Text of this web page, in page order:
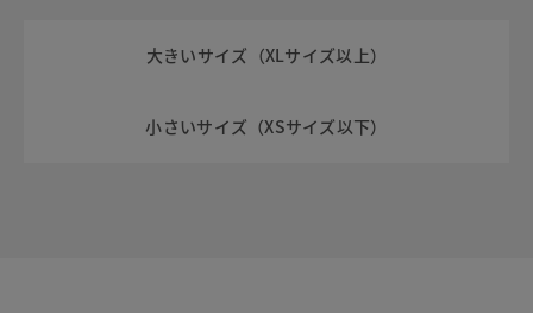
大きいサイズ（XLサイズ以上）
小さいサイズ（XSサイズ以下）